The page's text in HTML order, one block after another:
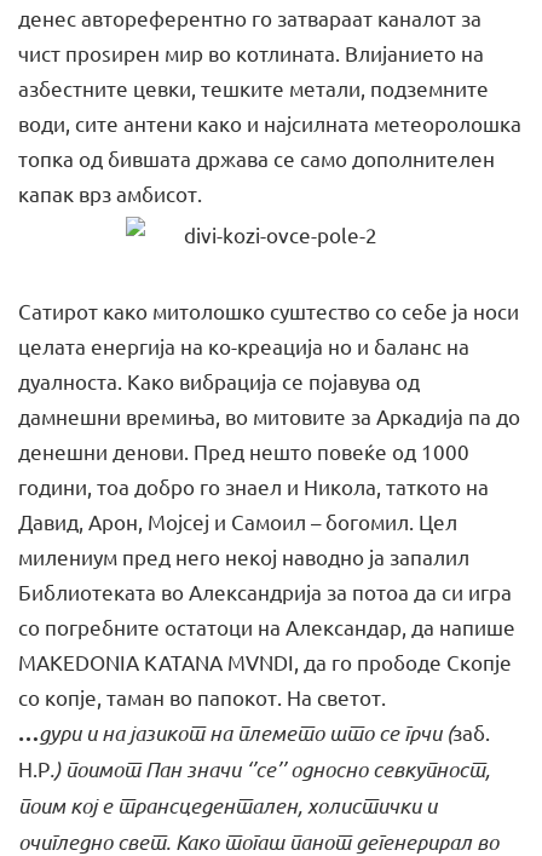
денес автореферентно го затвараат каналот за
чист проѕирен мир во котлината. Влијанието на
азбестните цевки, тешките метали, подземните
води, сите антени како и најсилната метеоролошка
топка од бившата држава се само дополнителен
капак врз амбисот.
Сатирот како митолошко суштество со себе ја носи
целата енергија на ко-креација но и баланс на
дуалноста. Како вибрација се појавува од
дамнешни времиња, во митовите за Аркадија па до
денешни денови. Пред нешто повеќе од 1000
години, тоа добро го знаел и Никола, таткото на
Давид, Арон, Мојсеј и Самоил – богомил. Цел
милениум пред него некој наводно ја запалил
Библиотеката во Александрија за потоа да си игра
со погребните остатоци на Александар, да напише
MAKEDONIA KATANA MVNDI, да го прободе Скопје
со копје, таман во папокот. На светот.
…дури и на јазикот на племето што се грчи (заб.
Н.Р.) поимот Пан значи ‘’се’’ односно севкупност,
поим кој е трансцедентален, холистички и
очигледно свет. Како тогаш панот дегенерирал во